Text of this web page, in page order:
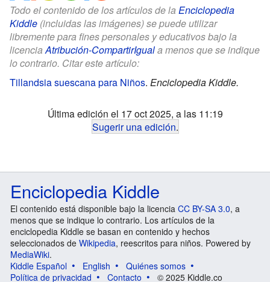
Todo el contenido de los artículos de la Enciclopedia
Kiddle (incluidas las imágenes) se puede utilizar
libremente para fines personales y educativos bajo la
licenciaAtribución-CompartirIguala menos que se indique
lo contrario. Citar este artículo:
Tillandsia suescana para Niños. Enciclopedia Kiddle.
Última edición el 17 oct 2025, a las 11:19
Sugerir una edición.
Enciclopedia Kiddle
El contenido está disponible bajo la licencia CC BY-SA 3.0, a
menos que se indique lo contrario. Los artículos de la
enciclopedia Kiddle se basan en contenido y hechos
seleccionados de Wikipedia, reescritos para niños. Powered by
MediaWiki.
Kiddle Español
English
Quiénes somos
Política de privacidad
Contacto © 2025 Kiddle.co